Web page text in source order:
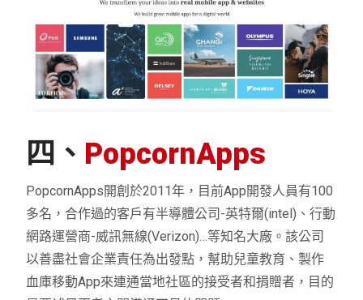
四、 PopcornApps
PopcornApps開創於2011年，目前App開發人員有100
多名，合作過的客戶有半導體公司-英特爾(intel)、行動
網路運營商-威訊無線(Verizon)…等知名大廠。該公司
以善盡社會企業責任為出發點，幫助兒童教育、製作
血庫移動App來連通當地社區的接受者和捐贈者，目的